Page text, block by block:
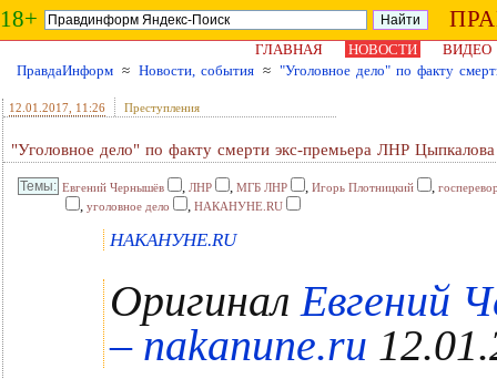
18+
ГЛАВНАЯ НОВОСТИ
ВИДЕО
ПравдаИнформ ≈ Новости, события ≈ "Уголовное дело" по факту
12.01.2017 , 11:26 Преступления
"Уголовное дело" по факту смерти экс-премьера ЛНР
Евгений Чернышёв , ЛНР , МГБ ЛНР , Игорь Плотницкий ,
, уголовное дело , НАКАНУНЕ.RU
НАКАНУНЕ.RU
ОригиналЕвгений
– nakanune.ru